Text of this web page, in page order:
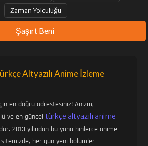
Zaman Yolculuğu
Şaşırt Beni
Altyazılı Anime İzleme
en doğru adrestesiniz! Anizm,
ve en günceltürkçe altyazılı anime
2013 yılından bu yana binlerce anime
her gün yeni bölümler